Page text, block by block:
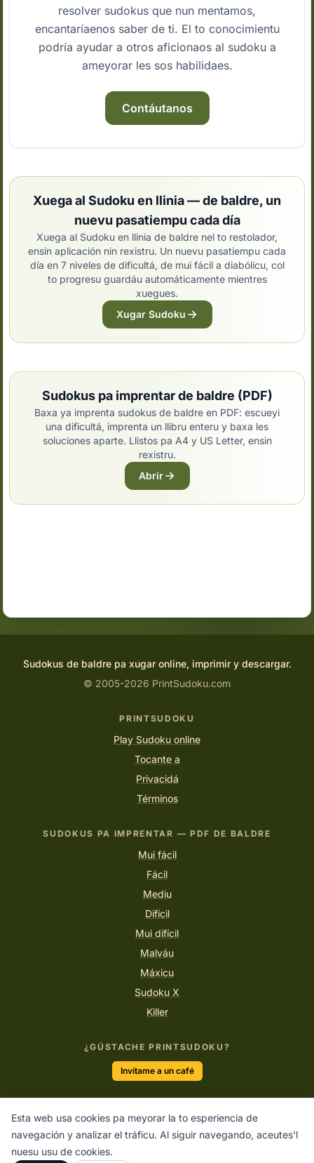
Esta web usa cookies pa meyorar la to esperiencia de
navegación y analizar el tráficu. Al siguir navegando, aceutes'l
nuesu usu de cookies.
resolver sudokus que nun mentamos,
encantaríaenos saber de ti. El to conocimientu
podría ayudar a otros aficionaos al sudoku a
ameyorar les sos habilidaes.
Contáutanos
Xuega al Sudoku en llinia — de baldre, un
nuevu pasatiempu cada día
Xuega al Sudoku en llinia de baldre nel to restolador,
ensin aplicación nin rexistru. Un nuevu pasatiempu cada
día en 7 niveles de dificultá, de mui fácil a diabólicu, col
to progresu guardáu automáticamente mientres
xuegues.
Xugar Sudoku
Sudokus pa imprentar de baldre (PDF)
Baxa ya imprenta sudokus de baldre en PDF: escueyi
una dificultá, imprenta un llibru enteru y baxa les
soluciones aparte. Llistos pa A4 y US Letter, ensin
rexistru.
Abrir
Sudokus de baldre pa xugar online, imprimir y descargar.
© 2005-2026 PrintSudoku.com
PRINTSUDOKU
Play Sudoku online
Tocante a
Privacidá
Términos
SUDOKUS PA IMPRENTAR — PDF DE BALDRE
Mui fácil
Fácil
Mediu
Difícil
Mui difícil
Malváu
Máxicu
Sudoku X
Killer
¿GÚSTACHE PRINTSUDOKU?
Invítame a un café
“La única manera de facer un gran trabayu ye amar lo que
faes.”